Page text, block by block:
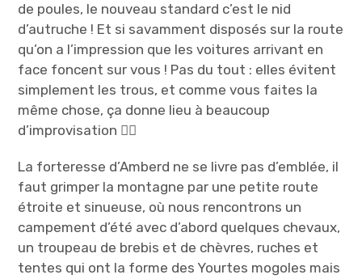
de poules, le nouveau standard c’est le nid
d’autruche ! Et si savamment disposés sur la route
qu’on a l’impression que les voitures arrivant en
face foncent sur vous ! Pas du tout : elles évitent
simplement les trous, et comme vous faites la
même chose, ça donne lieu à beaucoup
d’improvisation 😵‍💫
​La forteresse d’Amberd ne se livre pas d’emblée, il
faut grimper la montagne par une petite route
étroite et sinueuse, où nous rencontrons un
campement d’été avec d’abord quelques chevaux,
un troupeau de brebis et de chèvres, ruches et
tentes qui ont la forme des Yourtes mogoles mais